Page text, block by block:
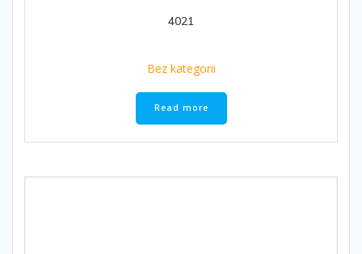
4021
Bez kategorii
Read more